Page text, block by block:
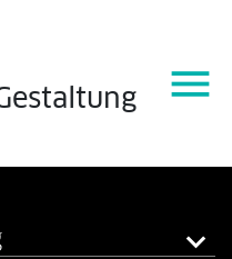
menu